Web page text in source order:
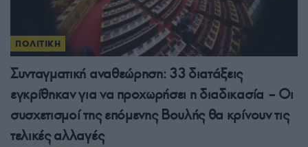
ΠΟΛΙΤΙΚΗ
Συνταγματική αναθεώρηση: 33 διατάξεις
εγκρίθηκαν για να προχωρήσει η διαδικασία – Οι
συσχετισμοί της επόμενης Βουλής θα κρίνουν τις
τελικές αλλαγές